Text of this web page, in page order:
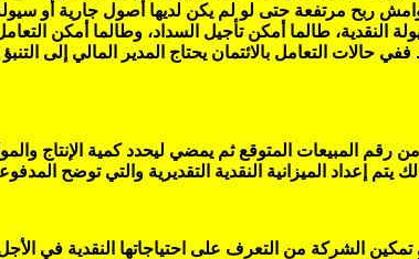
ربح مرتفعة حتى لو لم يكن لديها أصول جارية أو سيولة
النقدية، طالما أمكن تأجيل السداد، وطالما أمكن
التعامل بالائتمان يحتاج المدير المالي إلى
من رقم المبيعات المتوقع ثم يمضي ليحدد كمية الإنتاج
يتم إعداد الميزانية النقدية التقديرية والتي توضح
تمكين الشركة من التعرف على احتياجاتها النقدية في